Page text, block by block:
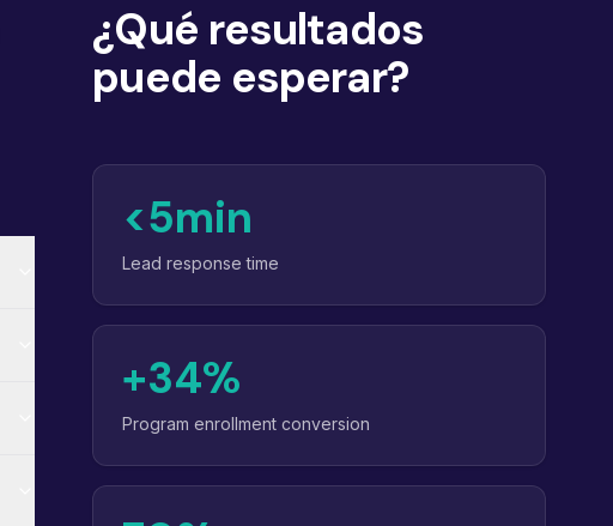
¿Qué resultados
puede esperar?
<5min
Lead response time
+34%
Program enrollment conversion